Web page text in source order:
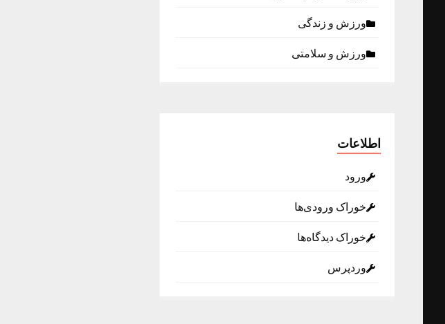
ورزش و زندگی
ورزش و سلامتی
اطلاعات
ورود
خوراک ورودی‌ها
خوراک دیدگاه‌ها
وردپرس